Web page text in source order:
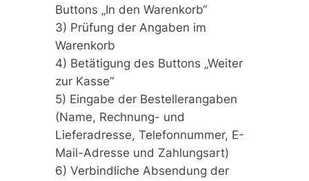
Buttons „In den Warenkorb“
3) Prüfung der Angaben im
Warenkorb
4) Betätigung des Buttons „Weiter
zur Kasse“
5) Eingabe der Bestellerangaben
(Name, Rechnung- und
Lieferadresse, Telefonnummer, E-
Mail-Adresse und Zahlungsart)
6) Verbindliche Absendung der